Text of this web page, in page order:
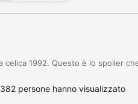
celica 1992. Questo è lo spoiler
382 persone hanno visualizzato